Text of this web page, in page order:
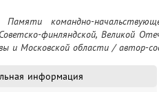
финляндской, Великой
и Московской области / автор-
информация